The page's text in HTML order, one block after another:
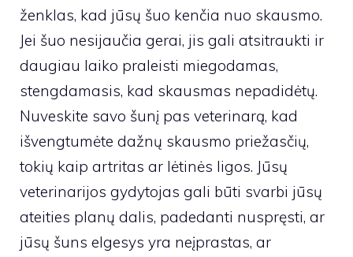
ženklas, kad jūsų šuo kenčia nuo skausmo.
Jei šuo nesijaučia gerai, jis gali atsitraukti ir
daugiau laiko praleisti miegodamas,
stengdamasis, kad skausmas nepadidėtų.
Nuveskite savo šunį pas veterinarą, kad
išvengtumėte dažnų skausmo priežasčių,
tokių kaip artritas ar lėtinės ligos. Jūsų
veterinarijos gydytojas gali būti svarbi jūsų
ateities planų dalis, padedanti nuspręsti, ar
jūsų šuns elgesys yra neįprastas, ar